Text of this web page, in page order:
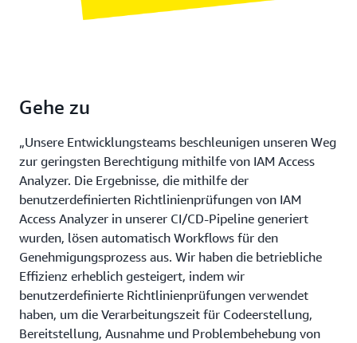
Gehe zu
„Unsere Entwicklungsteams beschleunigen unseren Weg
zur geringsten Berechtigung mithilfe von IAM Access
Analyzer. Die Ergebnisse, die mithilfe der
benutzerdefinierten Richtlinienprüfungen von IAM
Access Analyzer in unserer CI/CD-Pipeline generiert
wurden, lösen automatisch Workflows für den
Genehmigungsprozess aus. Wir haben die betriebliche
Effizienz erheblich gesteigert, indem wir
benutzerdefinierte Richtlinienprüfungen verwendet
haben, um die Verarbeitungszeit für Codeerstellung,
Bereitstellung, Ausnahme und Problembehebung von